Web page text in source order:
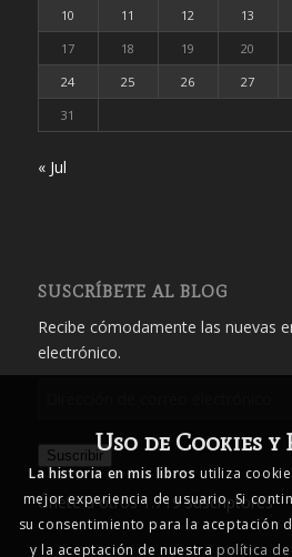
10
11 12 13
17
18 19 20
24
25 26 27
31
« Jul
SUSCRÍBETE AL BLOG
Recibe cómodamente las nuevas
electrónico.
correo
electrónico
Suscribir
Únete a otros 1.719 suscriptores
Uso de Cookies y
La historia en mis libros utiliza
mejor experiencia de usuario. Si
su consentimiento para la aceptación
y la aceptación de nuestra política